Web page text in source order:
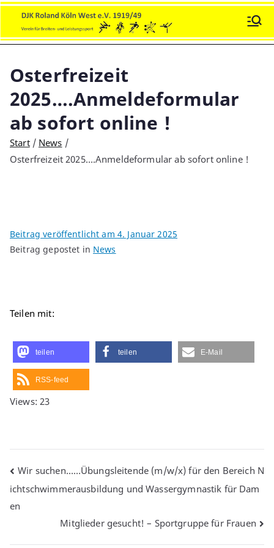
Zum
Inhalt
springen
DJK Roland Köln-West e.V.
Sport und Soziales!
Osterfreizeit
2025….Anmeldeformular
ab sofort online !
Start
News
Osterfreizeit 2025….Anmeldeformular ab sofort online !
Beitrag veröffentlicht am 4. Januar 2025
Beitrag gepostet in News
Teilen mit:
teilen teilen E-Mail
RSS-feed
Views: 23
Beitragsnavigation
Wir suchen……Übungsleitende (m/w/x) für den Bereich N
ichtschwimmerausbildung und Wassergymnastik für Dam
en
Mitglieder gesucht! – Sportgruppe für Frauen